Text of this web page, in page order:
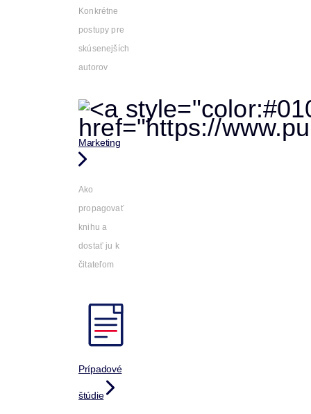
Konkrétne
postupy pre
skúsenejších
autorov
Marketing
Ako
propagovať
knihu a
dostať ju k
čitateľom
Prípadové
štúdie